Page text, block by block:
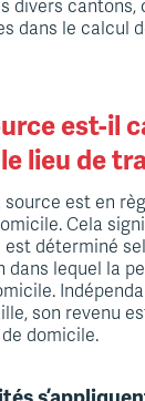
divers cantons,
dans le calcul
est-il
lieu de
source est en
Cela
est déterminé
lequel la
son revenu
domicile.